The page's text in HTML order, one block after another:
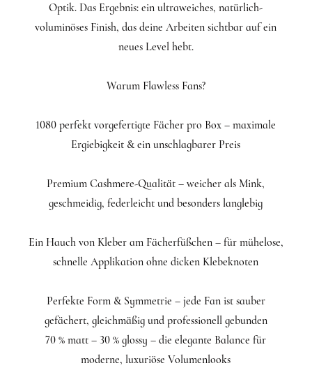
Optik. Das Ergebnis: ein ultraweiches, natürlich-
voluminöses Finish, das deine Arbeiten sichtbar auf ein
neues Level hebt.
Warum Flawless Fans?
1080 perfekt vorgefertigte Fächer pro Box – maximale
Ergiebigkeit & ein unschlagbarer Preis
Premium Cashmere-Qualität – weicher als Mink,
geschmeidig, federleicht und besonders langlebig
Ein Hauch von Kleber am Fächerfüßchen – für mühelose,
schnelle Applikation ohne dicken Klebeknoten
Perfekte Form & Symmetrie – jede Fan ist sauber
gefächert, gleichmäßig und professionell gebunden
70 % matt – 30 % glossy – die elegante Balance für
moderne, luxuriöse Volumenlooks